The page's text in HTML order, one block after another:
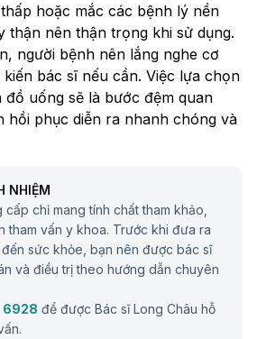
hoặc mắc các bệnh lý nền
thận nên thận trọng khi sử dụng.
người bệnh nên lắng nghe cơ
bác sĩ nếu cần. Việc lựa chọn
uống sẽ là bước đệm quan
hồi phục diễn ra nhanh chóng và
NHIỆM
chỉ mang tính chất tham khảo,
tham vấn y khoa. Trước khi đưa ra
sức khỏe, bạn nên được bác sĩ
và điều trị theo hướng dẫn chuyên
6928 để được Bác sĩ Long Châu hỗ